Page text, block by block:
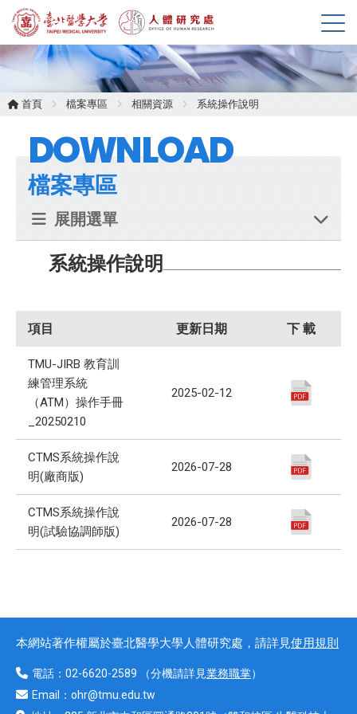
展
開
選
單
首頁 檔案專區 相關資源 系統操作說明
DOWNLOAD
檔案專區
展開選單
系統操作說明
項目 更新日期 下 載
TMU-JIRB 教育訓
練管理系統
（ATM）操作手冊
_20250210
2025-02-12
CTMS系統操作說
明(廠商版)
2026-07-28
CTMS系統操作說
明(試驗協調師版)
2026-07-28
本網站著作權屬於臺北醫學大學人體研究處，請詳見使用規則
電話： 02-6620-2589 （分機請詳見業務職掌）
Email： ohr@tmu.edu.tw